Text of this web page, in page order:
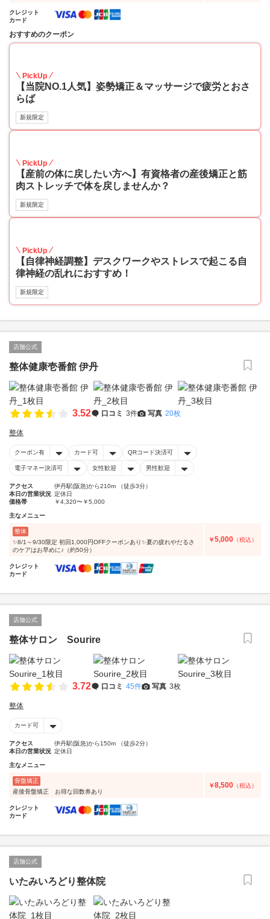
クレジット
カード
おすすめのクーポン
PickUp
【当院NO.1人気】姿勢矯正＆マッサージで疲労とおさ
らば
新規限定
PickUp
【産前の体に戻したい方へ】有資格者の産後矯正と筋
肉ストレッチで体を戻しませんか？
新規限定
PickUp
【自律神経調整】デスクワークやストレスで起こる自
律神経の乱れにおすすめ！
新規限定
店舗公式
整体健康壱番館 伊丹
3.52 口コミ 3件 写真 20枚
整体
クーポン有 カード可 QRコード決済可
電子マネー決済可 女性歓迎 男性歓迎
アクセス
伊丹駅(阪急)から210m （徒歩3分）
本日の営業状況 定休日
価格帯
￥4,320〜￥5,000
主なメニュー
整体
✨8/1～9/30限定 初回1,000円OFFクーポンあり✨夏の疲れやだるさ
のケアはお早めに♪（約50分）
￥5,000 （税込）
クレジット
カード
店舗公式
整体サロン Sourire
3.72 口コミ 45件 写真 3枚
整体
カード可
アクセス
伊丹駅(阪急)から150m （徒歩2分）
本日の営業状況 定休日
主なメニュー
骨盤矯正
産後骨盤矯正 お得な回数券あり
￥8,500 （税込）
クレジット
カード
店舗公式
いたみいろどり整体院